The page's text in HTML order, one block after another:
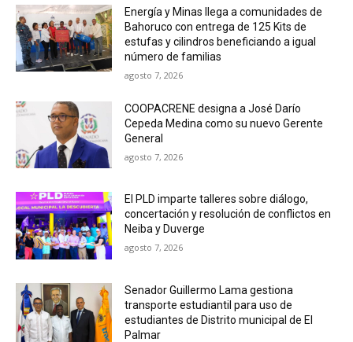
Energía y Minas llega a comunidades de
Bahoruco con entrega de 125 Kits de
estufas y cilindros beneficiando a igual
número de familias
agosto 7, 2026
COOPACRENE designa a José Darío
Cepeda Medina como su nuevo Gerente
General
agosto 7, 2026
El PLD imparte talleres sobre diálogo,
concertación y resolución de conflictos en
Neiba y Duverge
agosto 7, 2026
Senador Guillermo Lama gestiona
transporte estudiantil para uso de
estudiantes de Distrito municipal de El
Palmar